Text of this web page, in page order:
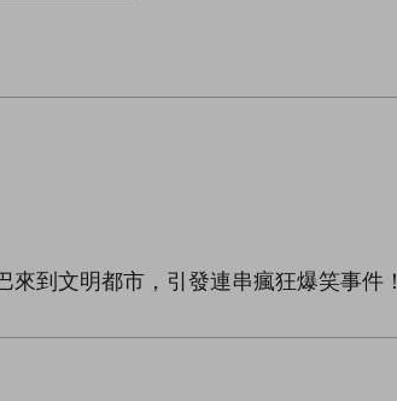
到文明都市，引發連串瘋狂爆笑事件！